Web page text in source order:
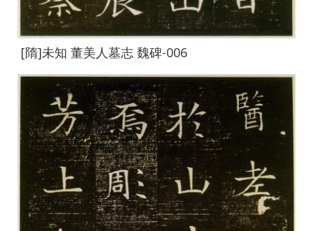
[隋]未知 董美人墓志 魏碑-006